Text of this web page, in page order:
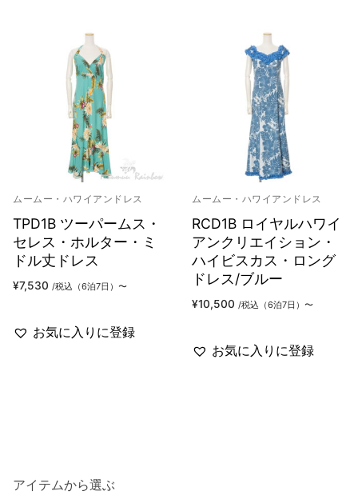
ムームー・ハワイアンドレス
TPD1B ツーパームス・
セレス・ホルター・ミ
ドル丈ドレス
¥7,530 /税込（6泊7日）〜
お気に入りに登録
ムームー・ハワイアンドレス
RCD1B ロイヤルハワイ
アンクリエイション・
ハイビスカス・ロング
ドレス/ブルー
¥10,500 /税込（6泊7日）〜
お気に入りに登録
アイテムから選ぶ